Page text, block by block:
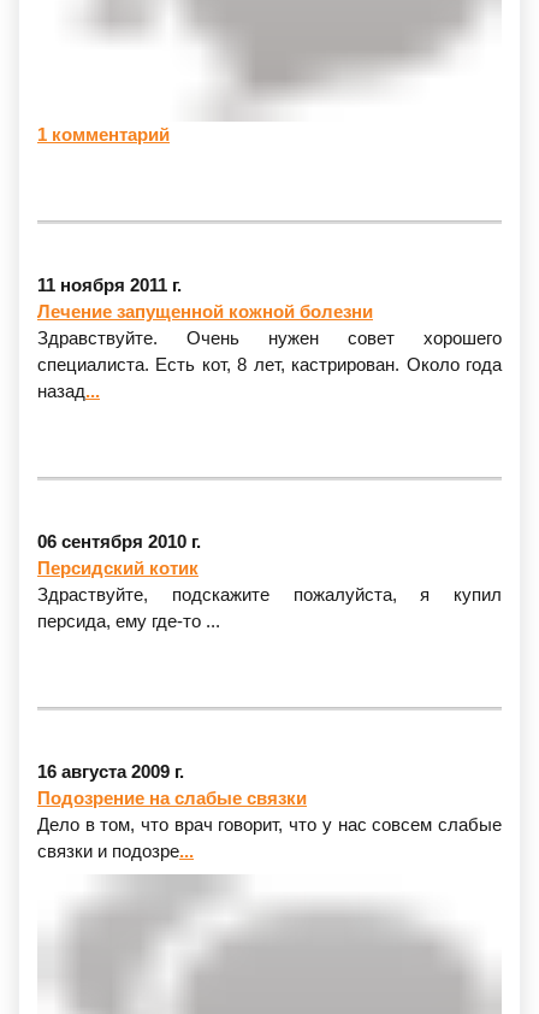
1 комментарий
11 ноября 2011 г.
Лечение запущенной кожной болезни
Здравствуйте. Очень нужен совет хорошего
специалиста. Есть кот, 8 лет, кастрирован. Около года
назад...
06 сентября 2010 г.
Персидский котик
Здраствуйте, подскажите пожалуйста, я купил
персида, ему где-то ...
16 августа 2009 г.
Подозрение на слабые связки
Дело в том, что врач говорит, что у нас совсем слабые
связки и подозре...